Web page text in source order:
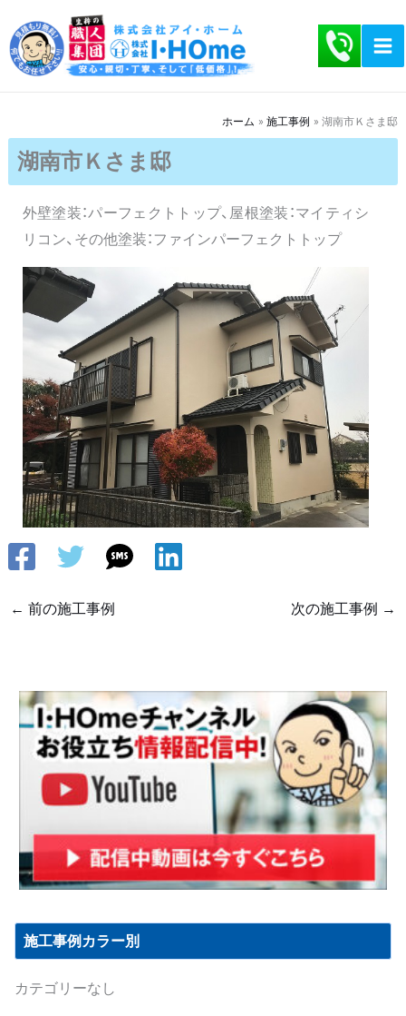
容
を
ッ
ホーム 施工事例 湖南市Ｋさま邸
湖南市Ｋさま邸
外壁塗装：パーフェクトトップ、屋根塗装：マイティシ
リコン、その他塗装：ファインパーフェクトトップ
← 前の施工事例 次の施工事例 →
施工事例カラー別
カテゴリーなし